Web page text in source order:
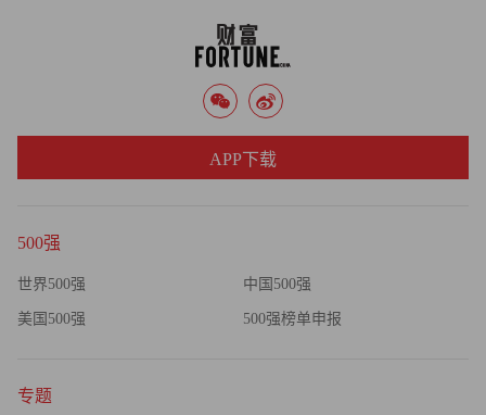
500强
世界500强 中国500强
美国500强 500强榜单申报
专题
APP下载